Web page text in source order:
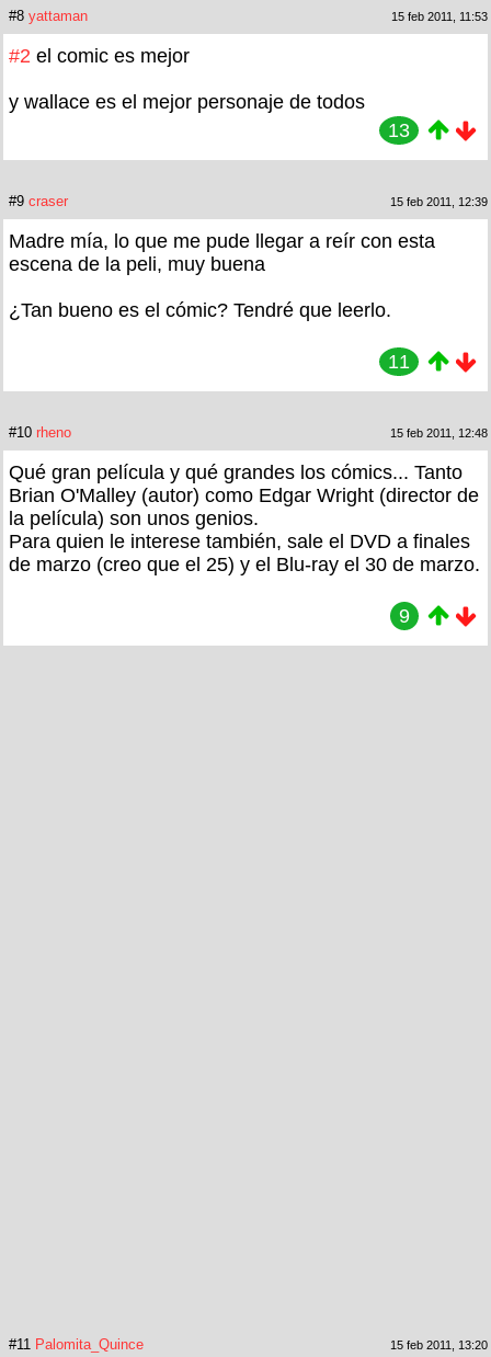
#8 yattaman 15 feb 2011, 11:53
#2 el comic es mejor
y wallace es el mejor personaje de todos
13
#9 craser 15 feb 2011, 12:39
Madre mía, lo que me pude llegar a reír con esta
escena de la peli, muy buena
¿Tan bueno es el cómic? Tendré que leerlo.
11
#10 rheno 15 feb 2011, 12:48
Qué gran película y qué grandes los cómics... Tanto
Brian O'Malley (autor) como Edgar Wright (director de
la película) son unos genios.
Para quien le interese también, sale el DVD a finales
de marzo (creo que el 25) y el Blu-ray el 30 de marzo.
9
#11 Palomita_Quince 15 feb 2011, 13:20